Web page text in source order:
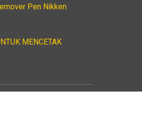
Pen Nikken
MENCETAK